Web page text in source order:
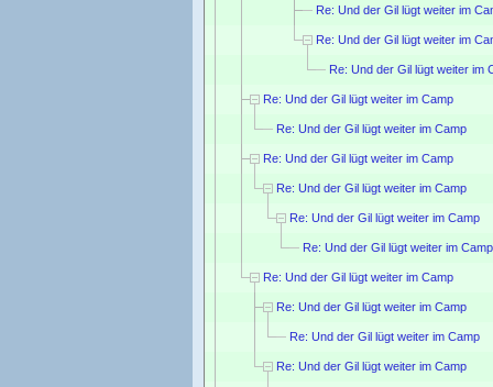
Re: Und der Gil lügt weiter im
Re: Und der Gil lügt weiter im
Re: Und der Gil lügt weiter im
Re: Und der Gil lügt weiter im Camp
Re: Und der Gil lügt weiter im Camp
Re: Und der Gil lügt weiter im Camp
Re: Und der Gil lügt weiter im Camp
Re: Und der Gil lügt weiter im Camp
Re: Und der Gil lügt weiter im Camp
Re: Und der Gil lügt weiter im Camp
Re: Und der Gil lügt weiter im Camp
Re: Und der Gil lügt weiter im Camp
Re: Und der Gil lügt weiter im Camp